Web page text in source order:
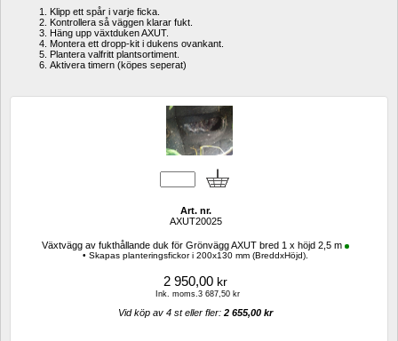
Klipp ett spår i varje ficka.
Kontrollera så väggen klarar fukt.
Häng upp växtduken AXUT.
Montera ett dropp-kit i dukens ovankant.
Plantera valfritt plantsortiment.
Aktivera timern (köpes seperat)
Art. nr.
AXUT20025
Växtvägg av fukthållande duk för Grönvägg AXUT bred 1 x höjd 2,5 m
• Skapas planteringsfickor i 200x130 mm (BreddxHöjd).
2 950,00 kr
Ink. moms.3 687,50 kr
Vid köp av 4 st eller fler: 2 655,00 kr